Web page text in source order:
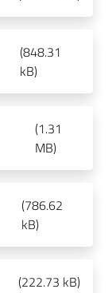
(848.31
kB)
(1.31
MB)
(786.62
kB)
(222.73 kB)